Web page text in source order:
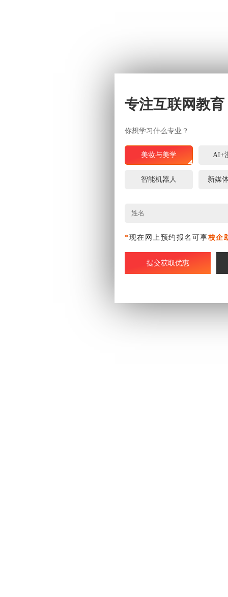
专注互联网教育
你想学习什么专业？
美妆与美学 AI+
智能机器人 新媒
*现在网上预约报名可享校企